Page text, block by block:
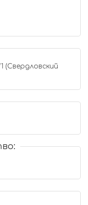
(Свердловский